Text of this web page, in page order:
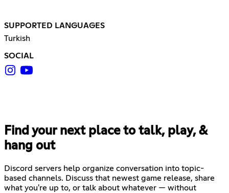
SUPPORTED LANGUAGES
Turkish
SOCIAL
Find your next place to talk, play, &
hang out
Discord servers help organize conversation into topic-
based channels. Discuss that newest game release, share
what you're up to, or talk about whatever — without